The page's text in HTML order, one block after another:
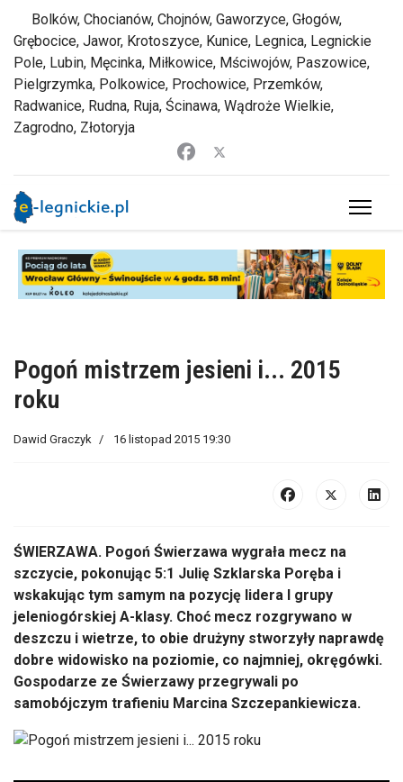
Bolków, Chocianów, Chojnów, Gaworzyce, Głogów,
Grębocice, Jawor, Krotoszyce, Kunice, Legnica, Legnickie
Pole, Lubin, Męcinka, Miłkowice, Mściwojów, Paszowice,
Pielgrzymka, Polkowice, Prochowice, Przemków,
Radwanice, Rudna, Ruja, Ścinawa, Wądroże Wielkie,
Zagrodno, Złotoryja
Pogoń mistrzem jesieni i... 2015
roku
Dawid Graczyk 16 listopad 2015 19:30
ŚWIERZAWA. Pogoń Świerzawa wygrała mecz na
szczycie, pokonując 5:1 Julię Szklarska Poręba i
wskakując tym samym na pozycję lidera I grupy
jeleniogórskiej A-klasy. Choć mecz rozgrywano w
deszczu i wietrze, to obie drużyny stworzyły naprawdę
dobre widowisko na poziomie, co najmniej, okręgówki.
Gospodarze ze Świerzawy przegrywali po
samobójczym trafieniu Marcina Szczepankiewicza.